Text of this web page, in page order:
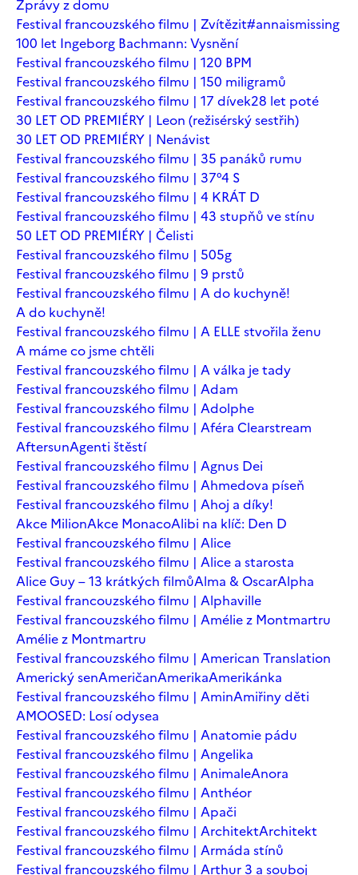
Zprávy z domu
Festival francouzského filmu | Zvítězit#annaismissing
100 let Ingeborg Bachmann: Vysnění
Festival francouzského filmu | 120 BPM
Festival francouzského filmu | 150 miligramů
Festival francouzského filmu | 17 dívek28 let poté
30 LET OD PREMIÉRY | Leon (režisérský sestřih)
30 LET OD PREMIÉRY | Nenávist
Festival francouzského filmu | 35 panáků rumu
Festival francouzského filmu | 37°4 S
Festival francouzského filmu | 4 KRÁT D
Festival francouzského filmu | 43 stupňů ve stínu
50 LET OD PREMIÉRY | Čelisti
Festival francouzského filmu | 505g
Festival francouzského filmu | 9 prstů
Festival francouzského filmu | A do kuchyně!
A do kuchyně!
Festival francouzského filmu | A ELLE stvořila ženu
A máme co jsme chtěli
Festival francouzského filmu | A válka je tady
Festival francouzského filmu | Adam
Festival francouzského filmu | Adolphe
Festival francouzského filmu | Aféra Clearstream
AftersunAgenti štěstí
Festival francouzského filmu | Agnus Dei
Festival francouzského filmu | Ahmedova píseň
Festival francouzského filmu | Ahoj a díky!
Akce MilionAkce MonacoAlibi na klíč: Den D
Festival francouzského filmu | Alice
Festival francouzského filmu | Alice a starosta
Alice Guy – 13 krátkých filmůAlma & OscarAlpha
Festival francouzského filmu | Alphaville
Festival francouzského filmu | Amélie z Montmartru
Amélie z Montmartru
Festival francouzského filmu | American Translation
Americký senAmeričanAmerikaAmerikánka
Festival francouzského filmu | AminAmiřiny děti
AMOOSED: Losí odysea
Festival francouzského filmu | Anatomie pádu
Festival francouzského filmu | Angelika
Festival francouzského filmu | AnimaleAnora
Festival francouzského filmu | Anthéor
Festival francouzského filmu | Apači
Festival francouzského filmu | ArchitektArchitekt
Festival francouzského filmu | Armáda stínů
Festival francouzského filmu | Arthur 3 a souboj